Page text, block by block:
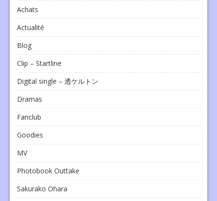
Achats
Actualité
Blog
Clip – Startline
Digital single – 透ケルトン
Dramas
Fanclub
Goodies
MV
Photobook Outtake
Sakurako Ohara